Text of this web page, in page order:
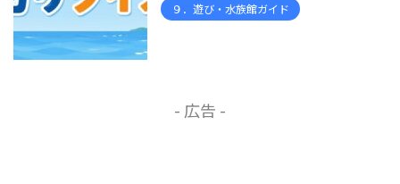
９．遊び・水族館ガイド
- 広告 -